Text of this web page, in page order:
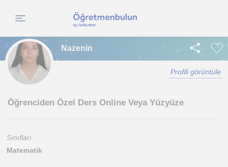
Nazenin
Profili görüntüle
Öğrenciden Özel Ders Online Veya Yüzyüze
Sınıfları
Matematik